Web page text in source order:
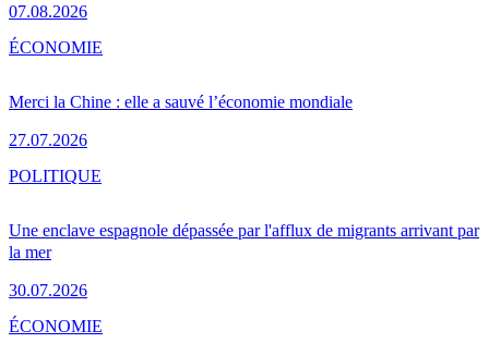
07.08.2026
Merci la Chine : elle a sauvé l’économie mondiale
27.07.2026
ÉCONOMIE
Une enclave espagnole dépassée par l'afflux de migrants arrivant par
la mer
30.07.2026
POLITIQUE
ÉCONOMIE